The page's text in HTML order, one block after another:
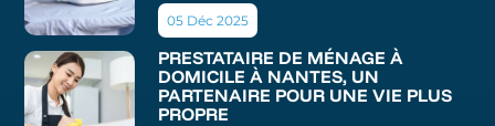
05 Déc 2025
PRESTATAIRE DE MÉNAGE À
DOMICILE À NANTES, UN
PARTENAIRE POUR UNE VIE PLUS
PROPRE